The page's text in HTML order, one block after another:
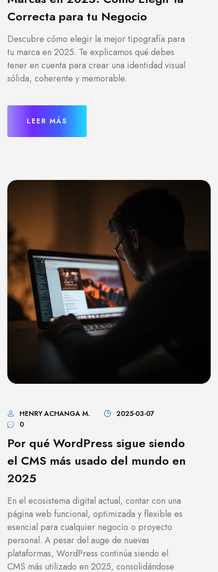
Correcta para tu Negocio
Descubre cómo elegir la mejor tipografía para
tu marca en 2025. Te explicamos qué debes
tener en cuenta para crear una identidad visual
sólida, coherente y memorable.
LEER MÁS
HENRY ACHANGA M.
2025-03-07
0
Por qué WordPress sigue siendo
el CMS más usado del mundo en
2025
En el ecosistema digital actual, contar con una
página web funcional, optimizada y flexible es
esencial para cualquier negocio o proyecto
personal. A pesar del auge de nuevas
plataformas, WordPress continúa siendo el
CMS más utilizado en 2025, consolidándose